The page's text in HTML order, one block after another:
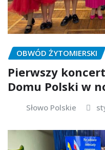
OBWÓD ŻYTOMIERSKI
Pierwszy
Domu Polski w
Słowo Polskie